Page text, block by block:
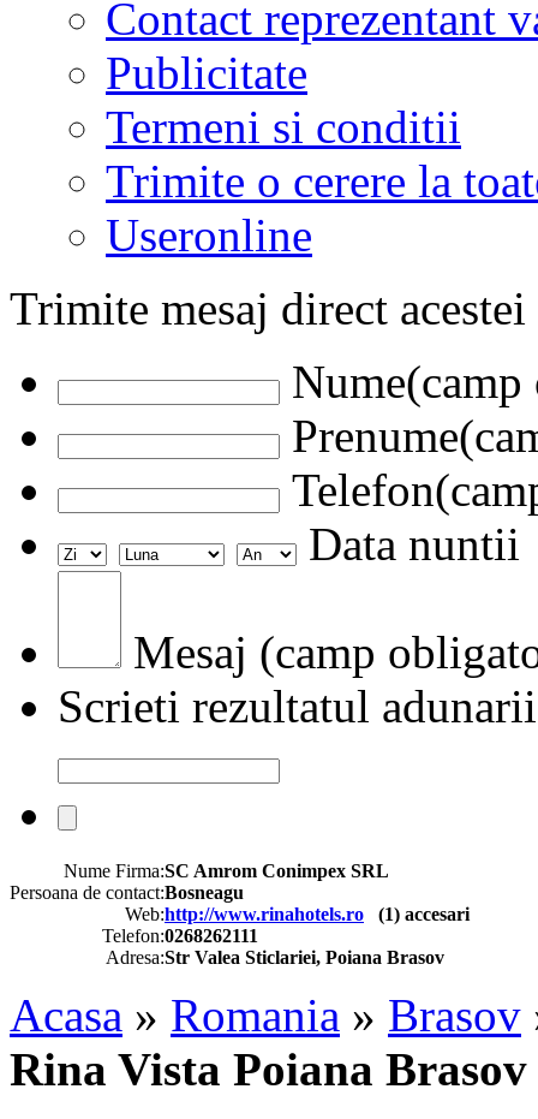
Contact reprezentant
Publicitate
Termeni si conditii
Trimite o cerere la
Useronline
Trimite mesaj direct
Data nuntii
Mesaj (camp
Scrieti rezultatul adunarii
Nume Firma:SC Amrom Conimpex SRL
Persoana de contact:Bosneagu
Web:http://www.rinahotels.ro (1) accesari
Telefon:0268262111
Adresa:Str Valea Sticlariei, Poiana Brasov
Acasa » Romania » Brasov
Rina Vista Poiana Brasov